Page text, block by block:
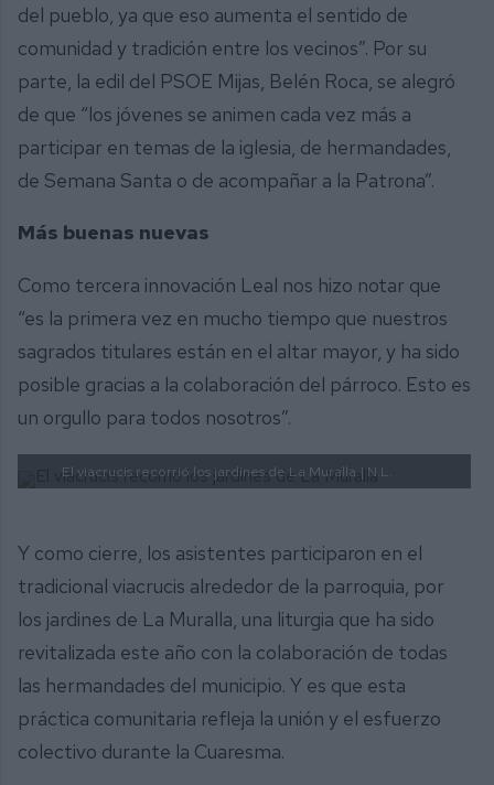
del pueblo, ya que eso aumenta el sentido de
comunidad y tradición entre los vecinos”. Por su
parte, la edil del PSOE Mijas, Belén Roca, se alegró
de que “los jóvenes se animen cada vez más a
participar en temas de la iglesia, de hermandades,
de Semana Santa o de acompañar a la Patrona”.
Más buenas nuevas
Como tercera innovación Leal nos hizo notar que
“es la primera vez en mucho tiempo que nuestros
sagrados titulares están en el altar mayor, y ha sido
posible gracias a la colaboración del párroco. Esto es
un orgullo para todos nosotros”.
El viacrucis recorrió los jardines de La Muralla | N.L.
Y como cierre, los asistentes participaron en el
tradicional viacrucis alrededor de la parroquia, por
los jardines de La Muralla, una liturgia que ha sido
revitalizada este año con la colaboración de todas
las hermandades del municipio. Y es que esta
práctica comunitaria refleja la unión y el esfuerzo
colectivo durante la Cuaresma.